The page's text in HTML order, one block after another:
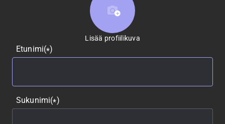
Lisää profiilikuva
Lisää profiilikuva
Etunimi(*)
Sukunimi(*)